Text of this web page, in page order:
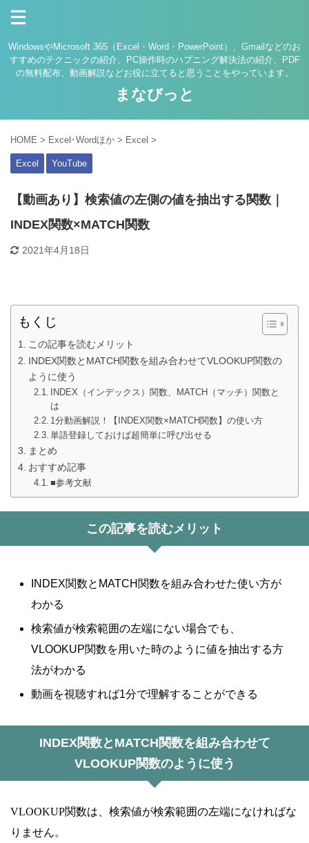
WindowsやMicrosoft 365（Excel・Word・PowerPoint）、Gmailなどのお
すすめのテクニックの紹介、PC操作時のハプニング解決法の紹介、PDF
の無料配布、動画解説などお役に立てると思うことをやっています。
まなびっと
HOME > Excel･Wordほか > Excel >
Excel YouTube
【動画あり】検索値の左側の値を抽出する関数｜
INDEX関数×MATCH関数
2021年4月18日
もくじ
この記事を読むメリット
INDEX関数とMATCH関数を組み合わせてVLOOKUP関数の
ように使う
INDEX（インデックス）関数、MATCH（マッチ）関数と
は
1分動画解説！【INDEX関数×MATCH関数】の使い方
単語登録しておけば超簡単に呼び出せる
まとめ
おすすめ記事
■参考文献
この記事を読むメリット
INDEX関数とMATCH関数を組み合わせた使い方が
わかる
検索値が検索範囲の左端にない場合でも、
VLOOKUP関数を用いた時のように値を抽出する方
法がわかる
動画を視聴すれば1分で理解することができる
INDEX関数とMATCH関数を組み合わせて
VLOOKUP関数のように使う
VLOOKUP関数は、検索値が検索範囲の左端になければな
りません。